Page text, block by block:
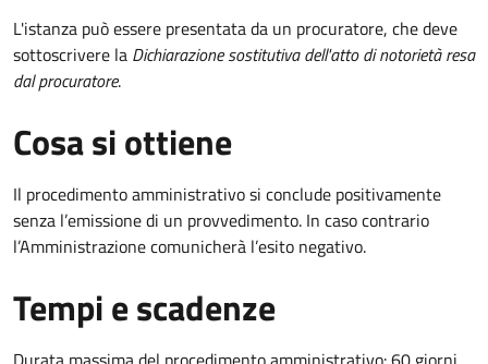
L'istanza può essere presentata da un procuratore, che deve
sottoscrivere la Dichiarazione sostitutiva dell'atto di notorietà resa
dal procuratore.
Cosa si ottiene
Il procedimento amministrativo si conclude positivamente
senza l’emissione di un provvedimento. In caso contrario
l’Amministrazione comunicherà l’esito negativo.
Tempi e scadenze